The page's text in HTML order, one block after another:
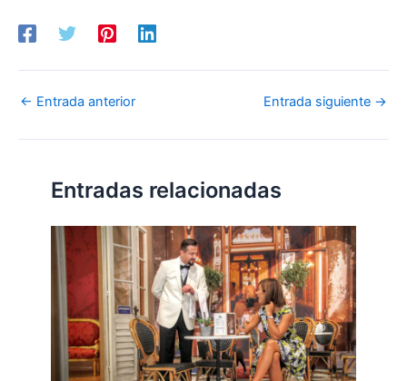
← Entrada anterior Entrada siguiente →
Entradas relacionadas